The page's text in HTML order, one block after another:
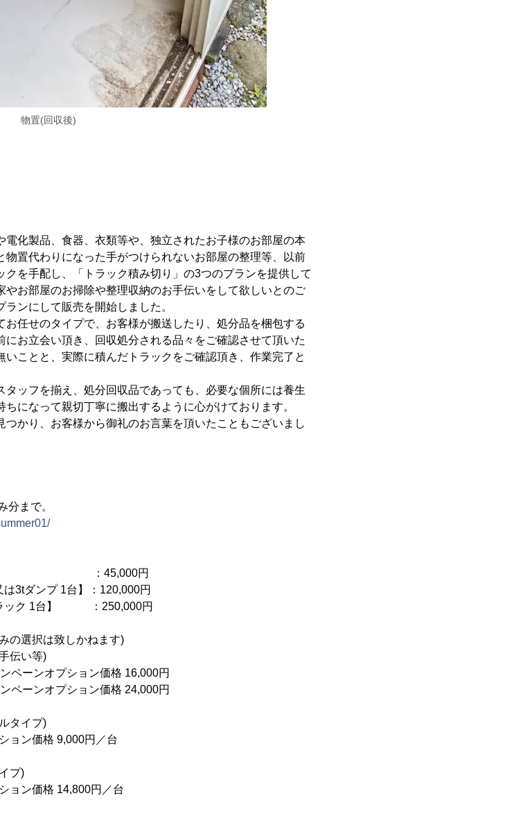
物置(回収後)
化製品、食器、衣類等や、独立されたお子様のお部屋の本
置代わりになった手がつけられないお部屋の整理等、以前
を手配し、「トラック積み切り」の3つのプランを提供して
お部屋のお掃除や整理収納のお手伝いをして欲しいとのご
ンにして販売を開始しました。
任せのタイプで、お客様が搬送したり、処分品を梱包する
お立会い頂き、回収処分される品々をご確認させて頂いた
ことと、実際に積んだトラックをご確認頂き、作業完了と
ッフを揃え、処分回収品であっても、必要な個所には養生
になって親切丁寧に搬出するように心がけております。
かり、お客様から御礼のお言葉を頂いたこともございまし
分まで。
ラ 1台】 ：45,000円
3tダンプ 1台】：120,000円
ラック 1台】 ：250,000円
の選択は致しかねます)
伝い等)
ーンオプション価格 16,000円
ーンオプション価格 24,000円
タイプ)
ョン価格 9,000円／台
プ)
ョン価格 14,800円／台